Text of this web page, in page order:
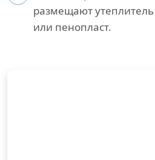
размещают
или пенопласт.